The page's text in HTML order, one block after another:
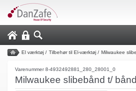
El værktøj / Tilbehør til El-værktøj / Milwaukee
Varenummer 8-4932492881_280_28001_0
Milwaukee slibebånd t/